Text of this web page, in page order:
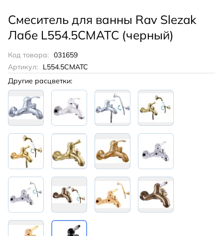
Смеситель для ванны Rav Slezak
Лабе L554.5CMATC (черный)
Код товара: 031659
Артикул:
L554.5CMATC
Другие расцветки: